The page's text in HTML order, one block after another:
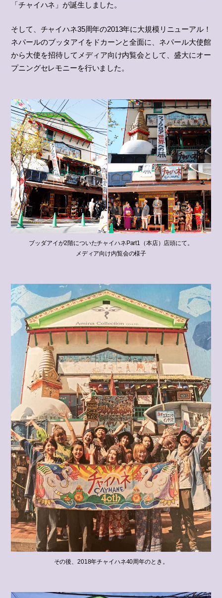
「チャイハネ」が誕生しました。
そして、チャイハネ35周年の2013年に大規模リニューアル！
ネパールのブッタアイをドカーンと全面に、ネパール大使館
から大使を招待してメディア向け内覧会として、盛大にオー
プニングセレモニーを行いました。
ブッダアイが2階についたチャイハネPart1（本店）店頭にて。
メディア向け内覧会の様子
その後、2018年チャイハネ40周年のとき。